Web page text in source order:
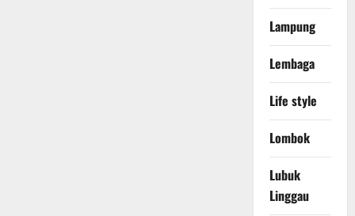
Lampung
Lembaga
Life style
Lombok
Lubuk
Linggau